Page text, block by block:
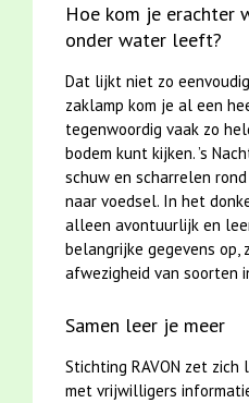
Hoe kom je erachter
onder water leeft?
Dat lijkt niet zo
zaklamp kom je al een
tegenwoordig vaak zo
bodem kunt kijken. ’s
schuw en scharrelen
naar voedsel. In het
alleen avontuurlijk en
belangrijke gegevens op,
afwezigheid van soorten
Samen leer je meer
Stichting RAVON zet zich
met vrijwilligers